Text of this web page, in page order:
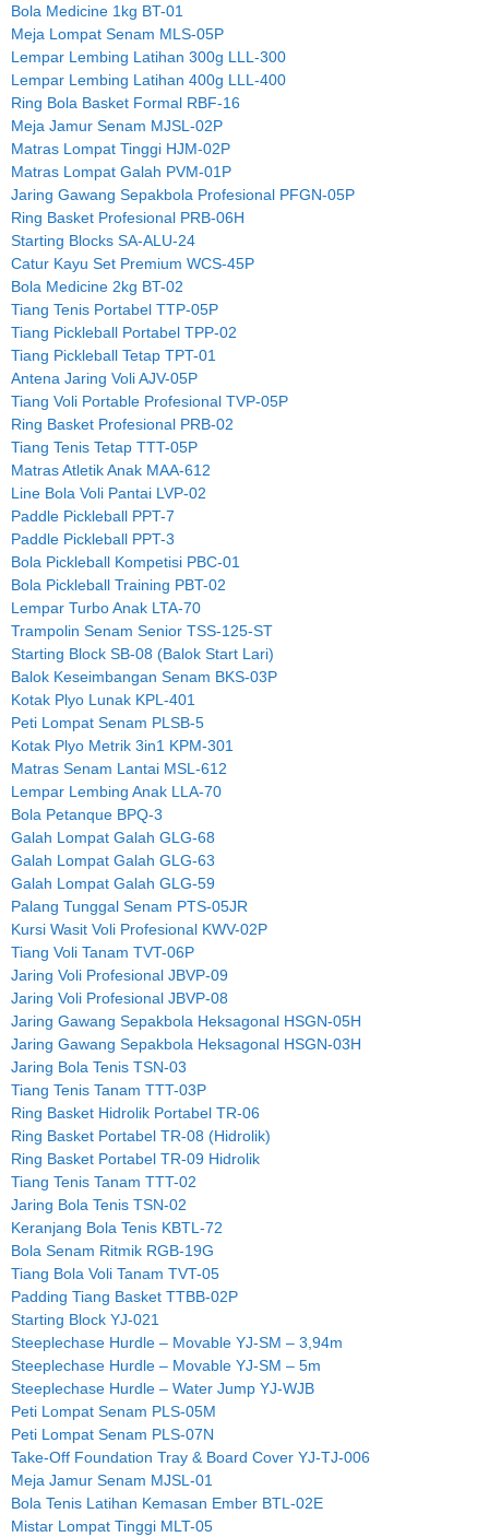
Bola Medicine 1kg BT-01
Meja Lompat Senam MLS-05P
Lempar Lembing Latihan 300g LLL-300
Lempar Lembing Latihan 400g LLL-400
Ring Bola Basket Formal RBF-16
Meja Jamur Senam MJSL-02P
Matras Lompat Tinggi HJM-02P
Matras Lompat Galah PVM-01P
Jaring Gawang Sepakbola Profesional PFGN-05P
Ring Basket Profesional PRB-06H
Starting Blocks SA-ALU-24
Catur Kayu Set Premium WCS-45P
Bola Medicine 2kg BT-02
Tiang Tenis Portabel TTP-05P
Tiang Pickleball Portabel TPP-02
Tiang Pickleball Tetap TPT-01
Antena Jaring Voli AJV-05P
Tiang Voli Portable Profesional TVP-05P
Ring Basket Profesional PRB-02
Tiang Tenis Tetap TTT-05P
Matras Atletik Anak MAA-612
Line Bola Voli Pantai LVP-02
Paddle Pickleball PPT-7
Paddle Pickleball PPT-3
Bola Pickleball Kompetisi PBC-01
Bola Pickleball Training PBT-02
Lempar Turbo Anak LTA-70
Trampolin Senam Senior TSS-125-ST
Starting Block SB-08 (Balok Start Lari)
Balok Keseimbangan Senam BKS-03P
Kotak Plyo Lunak KPL-401
Peti Lompat Senam PLSB-5
Kotak Plyo Metrik 3in1 KPM-301
Matras Senam Lantai MSL-612
Lempar Lembing Anak LLA-70
Bola Petanque BPQ-3
Galah Lompat Galah GLG-68
Galah Lompat Galah GLG-63
Galah Lompat Galah GLG-59
Palang Tunggal Senam PTS-05JR
Kursi Wasit Voli Profesional KWV-02P
Tiang Voli Tanam TVT-06P
Jaring Voli Profesional JBVP-09
Jaring Voli Profesional JBVP-08
Jaring Gawang Sepakbola Heksagonal HSGN-05H
Jaring Gawang Sepakbola Heksagonal HSGN-03H
Jaring Bola Tenis TSN-03
Tiang Tenis Tanam TTT-03P
Ring Basket Hidrolik Portabel TR-06
Ring Basket Portabel TR-08 (Hidrolik)
Ring Basket Portabel TR-09 Hidrolik
Tiang Tenis Tanam TTT-02
Jaring Bola Tenis TSN-02
Keranjang Bola Tenis KBTL-72
Bola Senam Ritmik RGB-19G
Tiang Bola Voli Tanam TVT-05
Padding Tiang Basket TTBB-02P
Starting Block YJ-021
Steeplechase Hurdle – Movable YJ-SM – 3,94m
Steeplechase Hurdle – Movable YJ-SM – 5m
Steeplechase Hurdle – Water Jump YJ-WJB
Peti Lompat Senam PLS-05M
Peti Lompat Senam PLS-07N
Take-Off Foundation Tray & Board Cover YJ-TJ-006
Meja Jamur Senam MJSL-01
Bola Tenis Latihan Kemasan Ember BTL-02E
Mistar Lompat Tinggi MLT-05